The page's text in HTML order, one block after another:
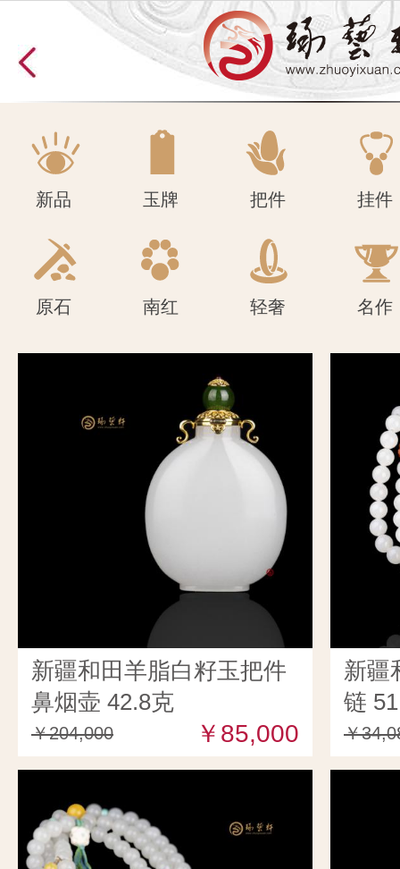
原石 南红 轻奢 名作
新品 玉牌 把件 挂件
原石 南红 轻奢 名作
新疆和田羊脂白籽玉把件
鼻烟壶 42.8克
￥204,000 ￥85,000
新疆
链
￥